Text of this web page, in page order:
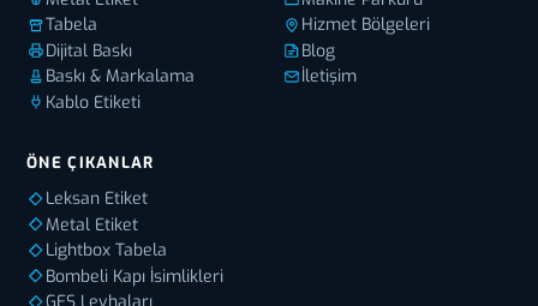
Tabela
Dijital Baskı
Baskı & Markalama
Kablo Etiketi
Hizmet Bölgeleri
Blog
İletişim
ÖNE ÇIKANLAR
Leksan Etiket
Metal Etiket
Lightbox Tabela
Bombeli Kapı İsimlikleri